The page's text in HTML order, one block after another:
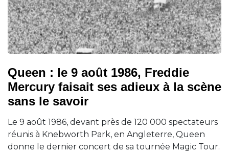
Queen : le 9 août 1986, Freddie
Mercury faisait ses adieux à la scène
sans le savoir
Le 9 août 1986, devant près de 120 000 spectateurs
réunis à Knebworth Park, en Angleterre, Queen
donne le dernier concert de sa tournée Magic Tour.